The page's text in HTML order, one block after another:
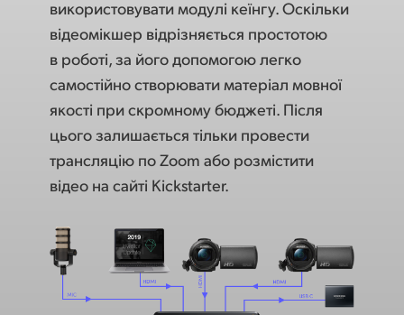
використовувати модулі кеїнгу. Оскільки
відеомікшер відрізняється простотою
в роботі, за його допомогою легко
самостійно створювати матеріал мовної
якості при скромному бюджеті. Після
цього залишається тільки провести
трансляцію по Zoom або розмістити
відео на сайті Kickstarter.